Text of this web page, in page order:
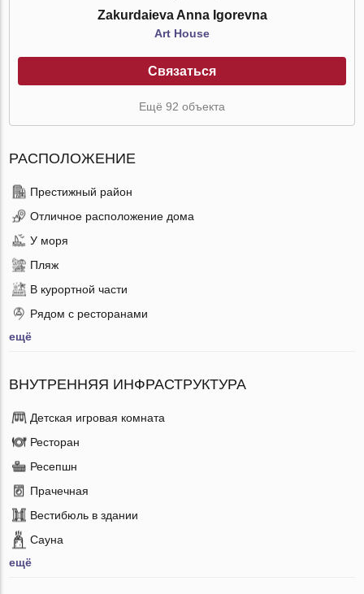
Zakurdaieva Anna Igorevna
Art House
Связаться
Ещё 92 объекта
РАСПОЛОЖЕНИЕ
Престижный район
Отличное расположение дома
У моря
Пляж
В курортной части
Рядом с ресторанами
ещё
ВНУТРЕННЯЯ ИНФРАСТРУКТУРА
Детская игровая комната
Ресторан
Ресепшн
Прачечная
Вестибюль в здании
Сауна
ещё